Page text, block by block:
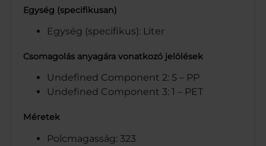
Egység (specifikusan)
Egység (specifikus): Liter
Csomagolás anyagára vonatkozó jelölések
Undefined Component 2: 5 – PP
Undefined Component 3: 1 – PET
Méretek
Polcmagasság: 323